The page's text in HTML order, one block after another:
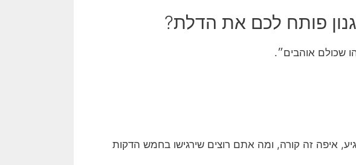
פותח לכם את הדלת?
שכולם אוהבים״.
איפה זה קורה, ומה אתם רוצים שירגישו בחמש הדקות